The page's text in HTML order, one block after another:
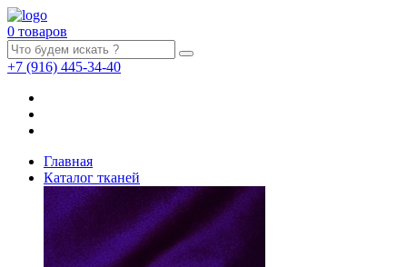
0 товаров
+7 (916) 445-34-40
Главная
Каталог тканей